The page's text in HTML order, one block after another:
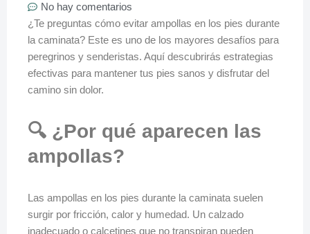
No hay comentarios
¿Te preguntas cómo evitar ampollas en los pies durante
la caminata? Este es uno de los mayores desafíos para
peregrinos y senderistas. Aquí descubrirás estrategias
efectivas para mantener tus pies sanos y disfrutar del
camino sin dolor.
🔍 ¿Por qué aparecen las
ampollas?
Las ampollas en los pies durante la caminata suelen
surgir por fricción, calor y humedad. Un calzado
inadecuado o calcetines que no transpiran pueden